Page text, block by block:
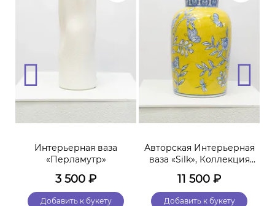
Интерьерная ваза
«Перламутр»
3 500 ₽
Добавить к букету
Авторская Интерьерная
ваза «Silk», Коллекция
11 500 ₽
Добавить к букету